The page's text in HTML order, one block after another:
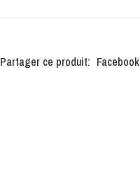
Partager ce produit: Facebook